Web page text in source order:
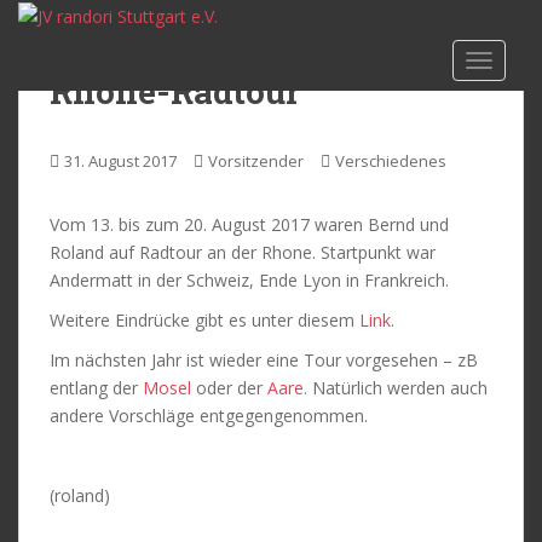
Rhone-Radtour
31. August 2017 Vorsitzender Verschiedenes
Vom 13. bis zum 20. August 2017 waren Bernd und
Roland auf Radtour an der Rhone. Startpunkt war
Andermatt in der Schweiz, Ende Lyon in Frankreich.
Weitere Eindrücke gibt es unter diesem Link.
Im nächsten Jahr ist wieder eine Tour vorgesehen – zB
entlang der Mosel oder der Aare. Natürlich werden auch
andere Vorschläge entgegengenommen.
(roland)